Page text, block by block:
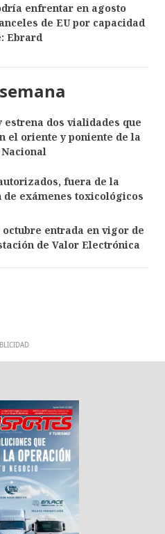
enfrentar en agosto
de EU por capacidad
Ebrard
estrena dos vialidades que
el oriente y poniente de la
fuera de la
de exámenes toxicológicos
entrada en vigor de
de Valor Electrónica